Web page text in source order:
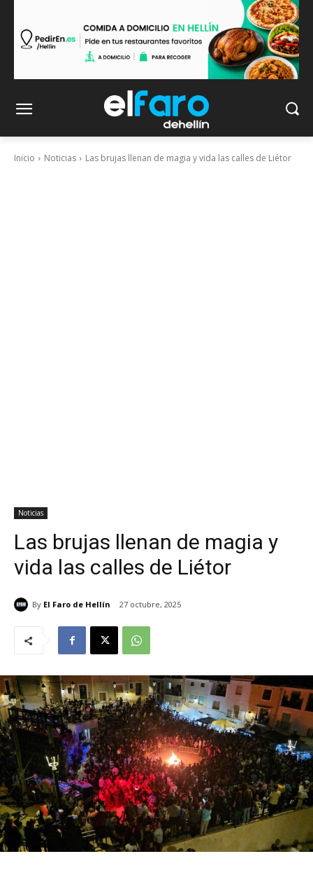
Inicio Noticias Las brujas llenan de magia y vida las calles de Liétor
Noticias
Las brujas llenan de magia y
vida las calles de Liétor
By El Faro de Hellín 27 octubre, 2025